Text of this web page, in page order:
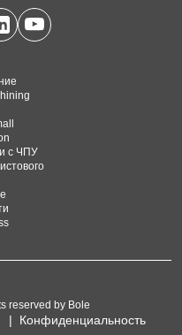
с ЧПУ
reserved by Bole
| Конфиденциальность